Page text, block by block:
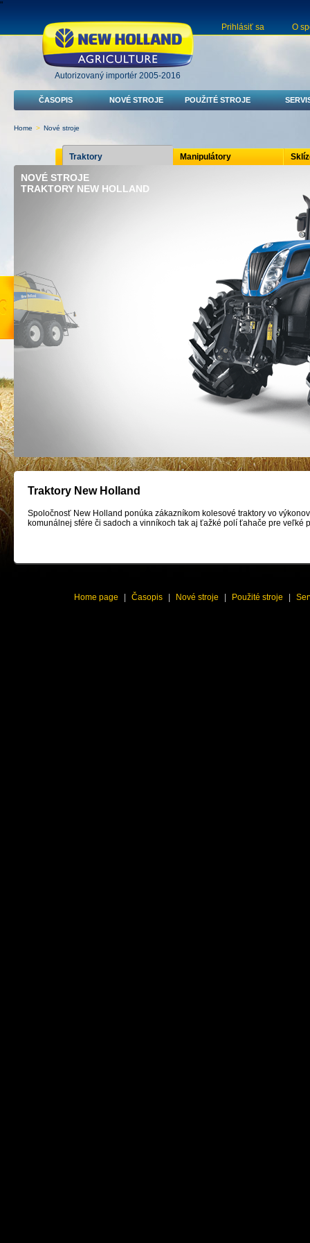
"
Autorizovaný importér 2005-2016
Prihlásiť sa O
ČASOPIS NOVÉ STROJE POUŽITÉ STROJE
Home > Nové stroje
Traktory Manipulátory
NOVÉ STROJE
TRAKTORY NEW HOLLAND
Traktory New Holland
Spoločnosť New Holland ponúka zákazníkom kolesové traktory vo
komunálnej sfére či sadoch a vinníkoch tak aj ťažké polí ťahače pre veľké
Home page Časopis Nové stroje Použité stroje